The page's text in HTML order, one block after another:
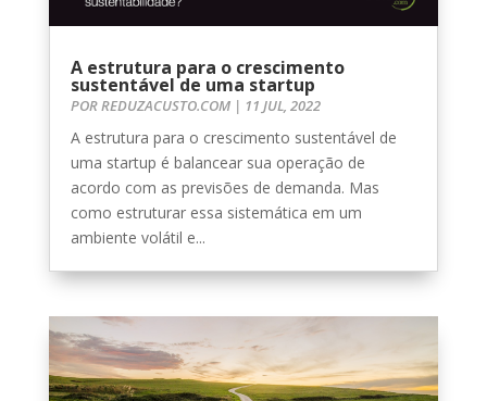
A estrutura para o crescimento
sustentável de uma startup
PORREDUZACUSTO.COM| 11 JUL, 2022
A estrutura para o crescimento sustentável de
uma startup é balancear sua operação de
acordo com as previsões de demanda. Mas
como estruturar essa sistemática em um
ambiente volátil e...